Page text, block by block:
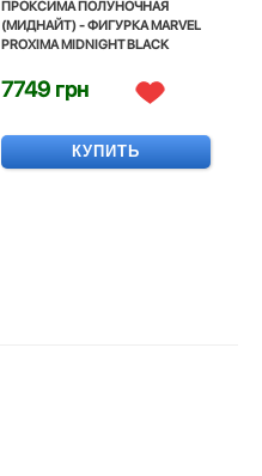
ПРОКСИМА ПОЛУНОЧНАЯ
(МИДНАЙТ) - ФИГУРКА MARVEL
PROXIMA MIDNIGHT BLACK
7749 грн
КУПИТЬ